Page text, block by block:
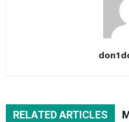
RELATED ARTICLES